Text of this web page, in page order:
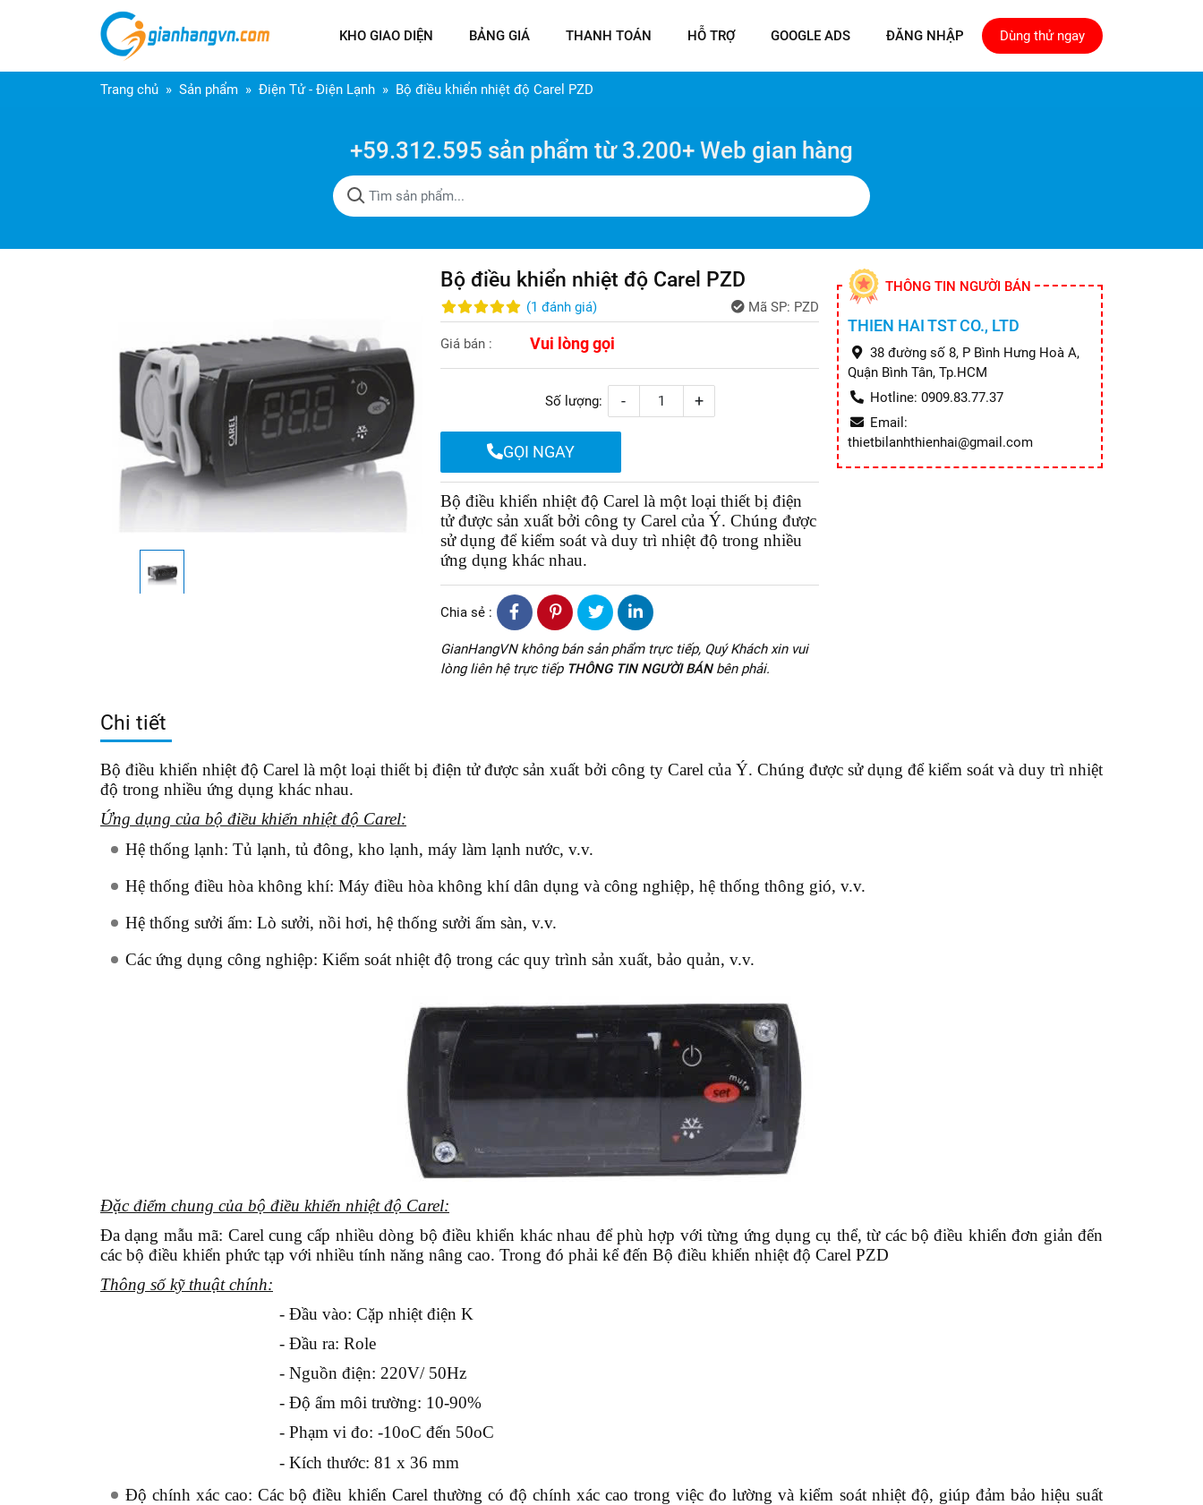
KHO GIAO DIỆN BẢNG GIÁ THANH TOÁN HỖ TRỢ GOOGLE ADS ĐĂNG NHẬP Dùng thử ngay
Trang chủ Sản phẩm Điện Tử - Điện Lạnh Bộ điều khiển nhiệt độ Carel PZD
+59.312.595 sản phẩm từ 3.200+ Web gian hàng
Bộ điều khiển nhiệt độ Carel PZD
(1 đánh giá) Mã SP: PZD
Giá bán : Vui lòng gọi
Số lượng: - +
GỌI NGAY
Bộ điều khiển nhiệt độ Carel là một loại thiết bị điện
tử được sản xuất bởi công ty Carel của Ý. Chúng được
sử dụng để kiểm soát và duy trì nhiệt độ trong nhiều
ứng dụng khác nhau.
Chia sẻ :
GianHangVN không bán sản phẩm trực tiếp, Quý Khách xin vui
lòng liên hệ trực tiếp THÔNG TIN NGƯỜI BÁNbên phải.
THÔNG TIN NGƯỜI BÁN
THIEN HAI TST CO., LTD
38 đường số 8, P Bình Hưng Hoà A,
Quận Bình Tân, Tp.HCM
Hotline: 0909.83.77.37
Email:
thietbilanhthienhai@gmail.com
Chi tiết
Bộ điều khiển nhiệt độ Carel là một loại thiết bị điện tử được sản xuất bởi công ty Carel của Ý. Chúng được sử dụng để kiểm soát và duy trì nhiệt
độ trong nhiều ứng dụng khác nhau.
Ứng dụng của bộ điều khiển nhiệt độ Carel:
Hệ thống lạnh: Tủ lạnh, tủ đông, kho lạnh, máy làm lạnh nước, v.v.
Hệ thống điều hòa không khí: Máy điều hòa không khí dân dụng và công nghiệp, hệ thống thông gió, v.v.
Hệ thống sưởi ấm: Lò sưởi, nồi hơi, hệ thống sưởi ấm sàn, v.v.
Các ứng dụng công nghiệp: Kiểm soát nhiệt độ trong các quy trình sản xuất, bảo quản, v.v.
Đặc điểm chung của bộ điều khiển nhiệt độ Carel:
Đa dạng mẫu mã: Carel cung cấp nhiều dòng bộ điều khiển khác nhau để phù hợp với từng ứng dụng cụ thể, từ các bộ điều khiển đơn giản đến
các bộ điều khiển phức tạp với nhiều tính năng nâng cao. Trong đó phải kể đến Bộ điều khiển nhiệt độ Carel PZD
Thông số kỹ thuật chính:
- Đầu vào: Cặp nhiệt điện K
- Đầu ra: Role
- Nguồn điện: 220V/ 50Hz
- Độ ẩm môi trường: 10-90%
- Phạm vi đo: -10oC đến 50oC
- Kích thước: 81 x 36 mm
Độ chính xác cao: Các bộ điều khiển Carel thường có độ chính xác cao trong việc đo lường và kiểm soát nhiệt độ, giúp đảm bảo hiệu suất